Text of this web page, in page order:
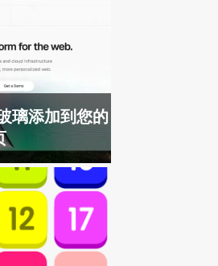
璃添加到您的